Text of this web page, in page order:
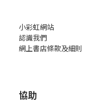
小彩虹網站
認識我們
網上書店條款及細則
協助